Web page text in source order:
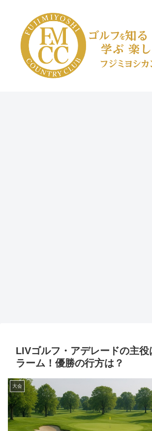
LIVゴルフ・アデレードの主役
ラーム！優勝の行方は？
大会